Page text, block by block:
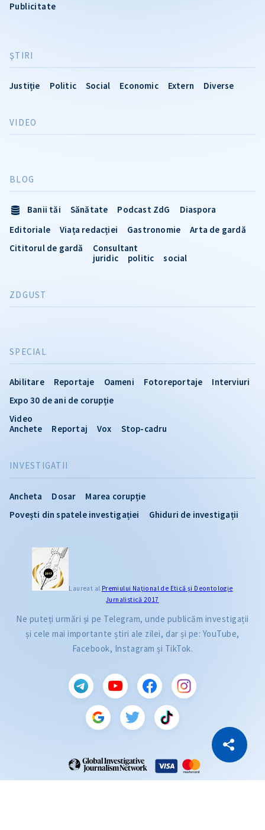
Copiază Link
Publicitate
ŞTIRI
Justiție Politic Social Economic Extern Diverse
INVESTIGATII
Ancheta Dosar
Marea corupție
Povești din spatele investigației
Ghiduri de investigații
VIDEO
SPECIAL
Abilitare Reportaje Oameni Fotoreportaje
Interviuri
Expo 30 de ani de corupție
Video
Anchete
Reportaj Vox Stop-cadru
BLOG
Banii tăi Sănătate Podcast ZdG
Diaspora
Editoriale
Viața redacției Gastronomie
Arta de gardă
Cititorul de gardă
Consultant
juridic
politic social
ZDGUST
Laureat al Premiului Naţional de Etică și Deontologie
Jurnalistică 2017
Ne puteți urmări și pe Telegram, unde publicăm investigații
și cele mai importante știri ale zilei, dar și pe: YouTube,
Facebook, Instagram și TikTok.